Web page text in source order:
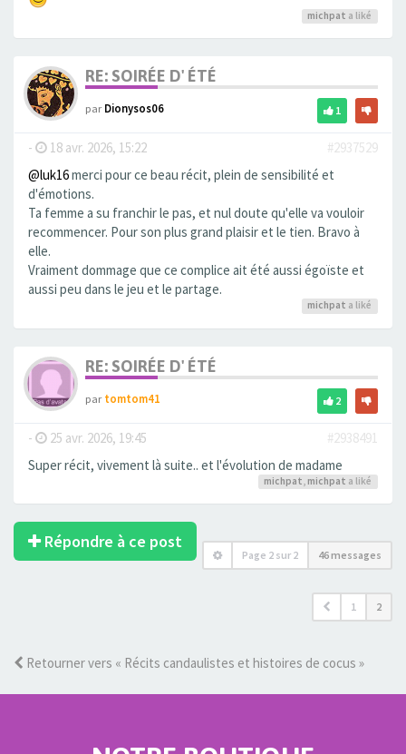
michpat a liké
RE: SOIRÉE D' ÉTÉ
parDionysos06 1
- 18 avr. 2026, 15:22
#2937529
@luk16merci pour ce beau récit, plein de sensibilité et
d'émotions.
Ta femme a su franchir le pas, et nul doute qu'elle va vouloir
recommencer. Pour son plus grand plaisir et le tien. Bravo à
elle.
Vraiment dommage que ce complice ait été aussi égoïste et
aussi peu dans le jeu et le partage.
michpat a liké
RE: SOIRÉE D' ÉTÉ
partomtom41 2
- 25 avr. 2026, 19:45
#2938491
Super récit, vivement là suite.. et l'évolution de madame
michpat, michpat a liké
Répondre à ce post
Page 2 sur 2 46 messages
1 2
Retourner vers « Récits candaulistes et histoires de cocus »